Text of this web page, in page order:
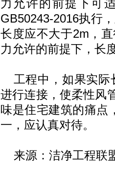
力允许的前提下可
GB50243-2016执行
长度应不大于2m，
力允许的前提下，长
工程中，如果实际
进行连接，使柔性风
味是住宅建筑的痛点
一，应认真对待。
来源：洁净工程联